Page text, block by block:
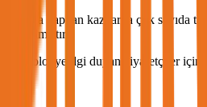
Burada yapılan kazılarda çok sayıda
çıkarılmıştır.
Arkeolojiye ilgi duyan ziyaretçiler için